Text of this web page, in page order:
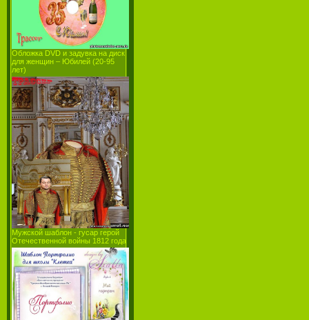
Обложка DVD и задувка на диск
для женщин – Юбилей (20-95
лет)
Мужской шаблон - гусар герой
Отечественной войны 1812 года